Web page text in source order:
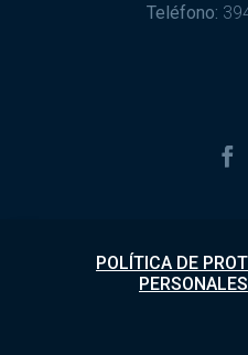
Teléfono:
POLÍTICA DE
PERSONALES